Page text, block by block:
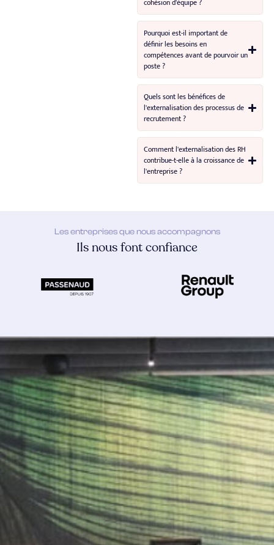
cohésion d'équipe ?
Pourquoi est-il important de
définir les besoins en
compétences avant de pourvoir un
poste ?
Quels sont les bénéfices de
l'externalisation des processus de
recrutement ?
Comment l'externalisation des RH
contribue-t-elle à la croissance de
l'entreprise ?
Les entreprises que nous accompagnons
Ils nous font confiance